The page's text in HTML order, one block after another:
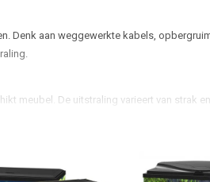
Denk aan weggewerkte kabels,
meubel. De uitstraling varieert van strak